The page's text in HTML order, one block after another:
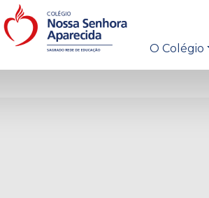
O Colégio